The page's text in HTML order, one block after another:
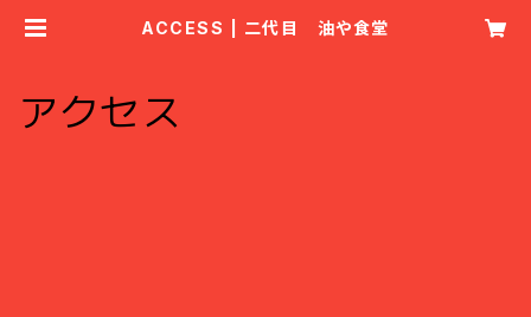
ACCESS | 二代目 油や食堂
アクセス